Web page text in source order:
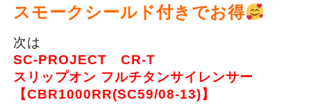
スモークシールド付きでお得
次は
SC-PROJECT CR-T
スリップオン フルチタンサイレンサー
【CBR1000RR(SC59/08-13)】